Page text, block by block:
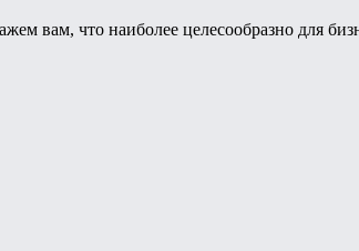
вам, что наиболее целесообразно для